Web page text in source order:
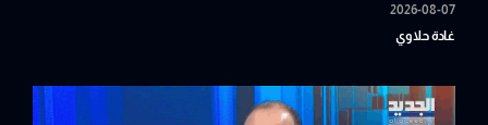
2026-08-07
غادة حلاوي